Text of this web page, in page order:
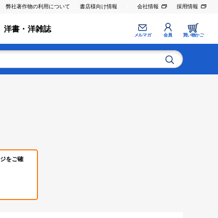
弊社著作物の利用について 書店様向け情報 会社情報 採用情報
洋書・洋雑誌
メルマガ 会員 買い物かご
をご確